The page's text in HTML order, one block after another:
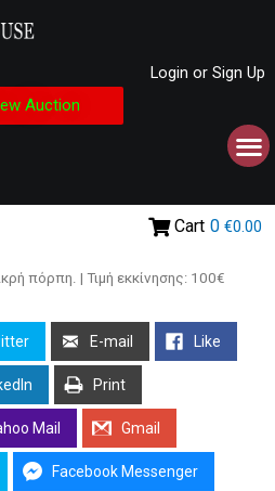
Login or Sign Up
Auction
Cart 0 €0.00
πόρπη. | Τιμή εκκίνησης: 100€
E-mail Like
Print
Mail Gmail
Facebook Messenger